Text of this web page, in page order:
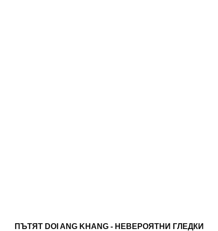
ПЪТЯТ DOI ANG KHANG - НЕВЕРОЯТНИ ГЛЕДКИ